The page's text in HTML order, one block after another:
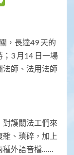
，長達49 天的
3 月14 日一場
法師、法用法師
護關法工們來
、瑣碎，加上
種外語音檔……